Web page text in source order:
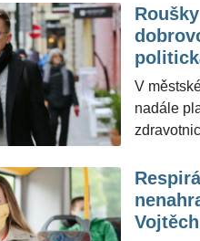
poslední
Podle
která by
měla
vnímavé
V
nadále
nových
přestaly